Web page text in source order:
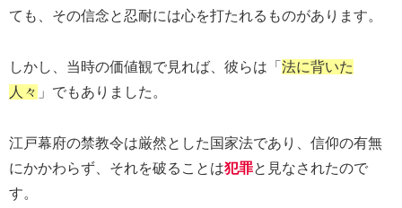
ても、その信念と忍耐には心を打たれるものがあります。
しかし、当時の価値観で見れば、彼らは「 法に背いた
人々 」でもありました。
江戸幕府の禁教令は厳然とした国家法であり、信仰の有無
にかかわらず、それを破ることは犯罪と見なされたので
す。